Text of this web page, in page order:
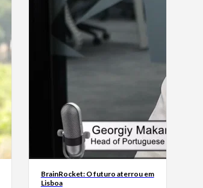
BrainRocket: O futuro aterrou em
Lisboa